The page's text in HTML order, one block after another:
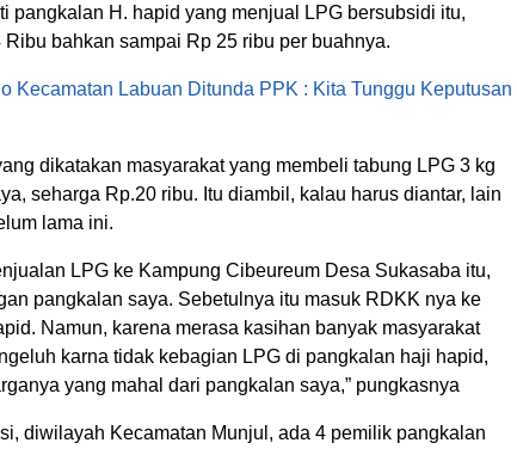
pangkalan H. hapid yang menjual LPG bersubsidi itu,
Ribu bahkan sampai Rp 25 ribu per buahnya.
Kecamatan Labuan Ditunda PPK : Kita Tunggu Keputusan
dikatakan masyarakat yang membeli tabung LPG 3 kg
seharga Rp.20 ribu. Itu diambil, kalau harus diantar, lain
lama ini.
LPG ke Kampung Cibeureum Desa Sukasaba itu,
pangkalan saya. Sebetulnya itu masuk RDKK nya ke
Namun, karena merasa kasihan banyak masyarakat
karna tidak kebagian LPG di pangkalan haji hapid,
yang mahal dari pangkalan saya,” pungkasnya
diwilayah Kecamatan Munjul, ada 4 pemilik pangkalan